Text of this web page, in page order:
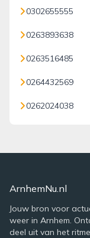
0302655555
0263893638
0263516485
0264432569
0262024038
ArnhemNu.nl
Jouw bron voor
weer in Arnhem.
deel uit van het